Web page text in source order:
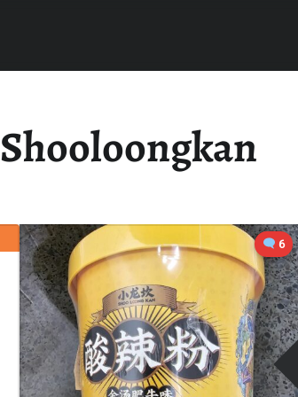
Shooloongkan
6